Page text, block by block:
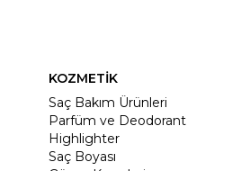
KOZMETİK
Saç Bakım Ürünleri
Parfüm ve Deodorant
Highlighter
Saç Boyası